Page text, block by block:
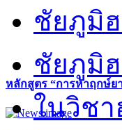
หลักสูตร “การหาฤกษ์
ชัยภูมิฮ
ชัยภูมิฮ
ในวิช